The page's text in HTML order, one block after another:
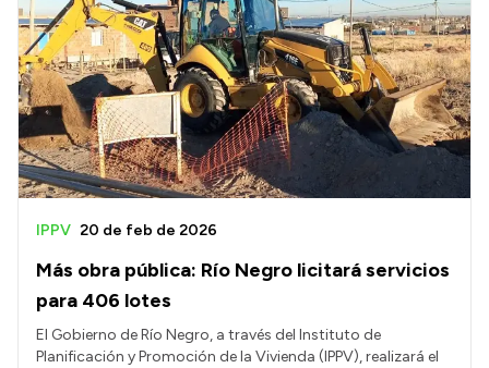
Más obra pública: Río Negro licitará servicios
para 406 lotes
IPPV 20 de feb de 2026
El Gobierno de Río Negro, a través del Instituto de
Planificación y Promoción de la Vivienda (IPPV), realizará el